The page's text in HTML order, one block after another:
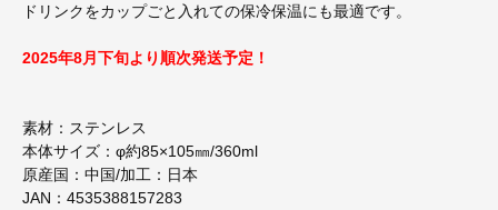
ドリンクをカップごと入れての保冷保温にも最適です。
2025年8月下旬より順次発送予定！
素材：ステンレス
本体サイズ：φ約85×105㎜/360ml
原産国：中国/加工：日本
JAN：4535388157283